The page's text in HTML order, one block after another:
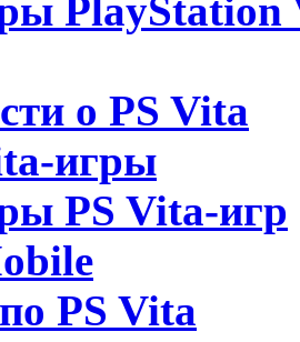
PlayStation
о PS Vita
игры
PS Vita-игр
PS Vita